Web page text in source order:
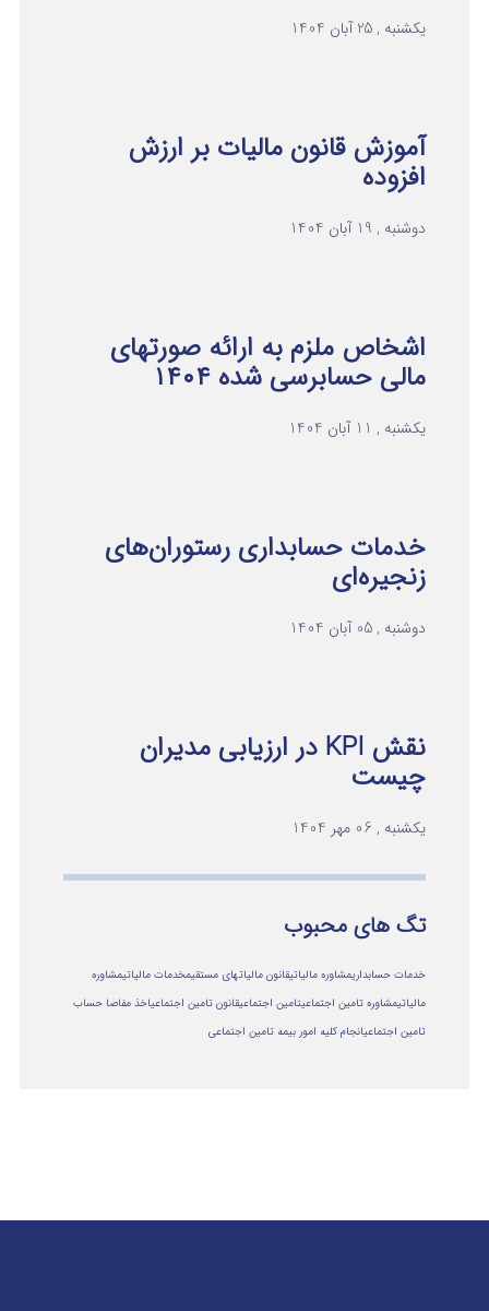
یکشنبه , 25 آبان 1404
آموزش قانون مالیات بر ارزش
افزوده
دوشنبه , 19 آبان 1404
اشخاص ملزم به ارائه صورتهای
مالی حسابرسی شده ۱۴۰۴
یکشنبه , 11 آبان 1404
خدمات حسابداری رستوران‌های
زنجیره‌ای
دوشنبه , 05 آبان 1404
نقش KPI در ارزیابی مدیران
چیست
یکشنبه , 06 مهر 1404
تگ های محبوب
خدمات حسابداریمشاوره مالیاتیقانون مالیاتهای مستقیمخدمات مالیاتیمشاوره
مالياتيمشاوره تامین اجتماعیتامین اجتماعیقانون تامین اجتماعیاخذ مفاصا حساب
تامین اجتماعیانجام کلیه امور بیمه تامین اجتماعی